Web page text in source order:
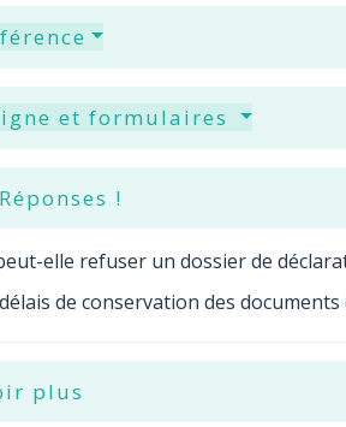
et formulaires
!
elle refuser un dossier de
de conservation des
plus